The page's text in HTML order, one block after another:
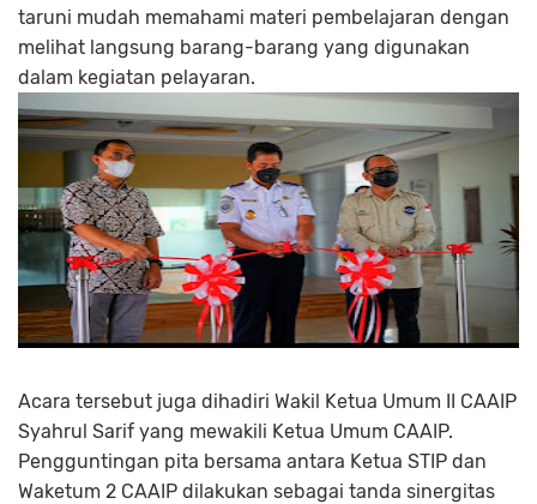
taruni mudah memahami materi pembelajaran dengan
melihat langsung barang-barang yang digunakan
dalam kegiatan pelayaran.
Acara tersebut juga dihadiri Wakil Ketua Umum II CAAIP
Syahrul Sarif yang mewakili Ketua Umum CAAIP.
Pengguntingan pita bersama antara Ketua STIP dan
Waketum 2 CAAIP dilakukan sebagai tanda sinergitas